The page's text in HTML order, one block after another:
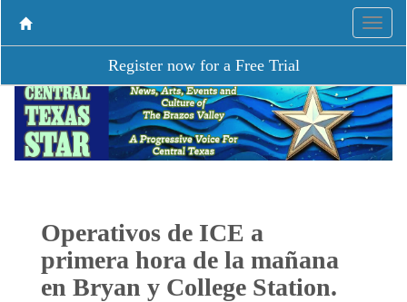
Register now for a Free Trial
Operativos de ICE a
primera hora de la mañana
en Bryan y College Station.